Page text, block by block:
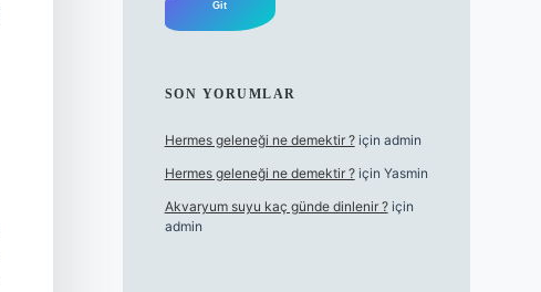
SON YORUMLAR
Hermes geleneği ne demektir ?için admin
Hermes geleneği ne demektir ?için Yasmin
Akvaryum suyu kaç günde dinlenir ?için
admin